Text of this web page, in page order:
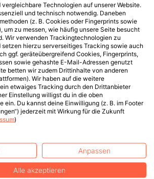
Technologien auf unserer Website.
und technisch notwendig. Daneben
(z. B. Cookies oder Fingerprints sowie
um zu messen, wie häufig unsere Seite besucht
Wir verwenden Trackingtechnologien zu
hierzu serverseitiges Tracking sowie auch
ggf. geräteübergreifend Cookies, Fingerprints,
sowie gehashte E-Mail-Adressen genutzt
betten wir zudem Drittinhalte von anderen
Wir haben auf die weitere
etwaiges Tracking durch den Drittanbieter
Einstellung willigst du in die oben
ein. Du kannst deine Einwilligung (z. B. im Footer
jederzeit mit Wirkung für die Zukunft
)
Anpassen
Alle akzeptieren